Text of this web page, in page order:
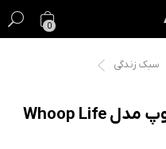
0
سبک زندگی
دستبند هوشمند ورزشی ووپ مدل Whoop Life